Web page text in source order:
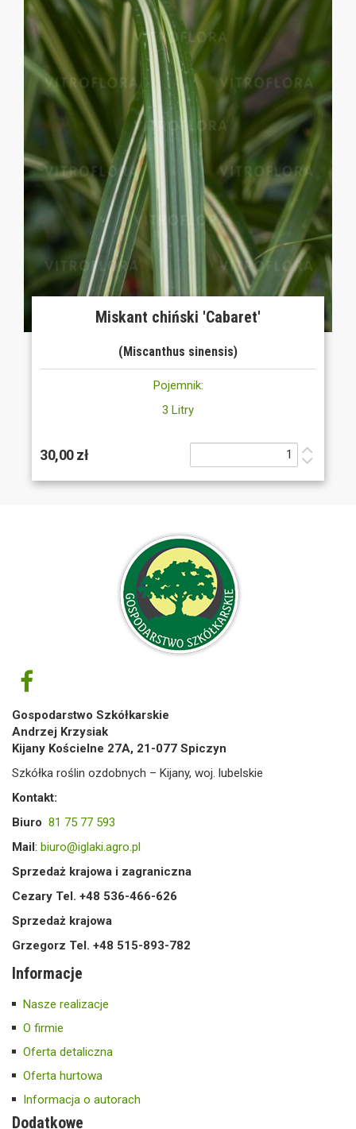
Miskant chiński 'Cabaret'
(Miscanthus sinensis)
Pojemnik:
3 Litry
30,00 zł
Gospodarstwo Szkółkarskie
Andrzej Krzysiak
Kijany Kościelne 27A, 21-077 Spiczyn
Szkółka roślin ozdobnych – Kijany, woj. lubelskie
Kontakt:
Biuro 81 75 77 593
Mail: biuro@iglaki.agro.pl
Sprzedaż krajowa i zagraniczna
Cezary Tel. +48 536-466-626
Sprzedaż krajowa
Grzegorz Tel. +48 515-893-782
Informacje
Nasze realizacje
O firmie
Oferta detaliczna
Oferta hurtowa
Informacja o autorach
Dodatkowe